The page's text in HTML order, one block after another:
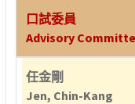
口試委員
Advisory
任金剛
Jen, Chin-Kang